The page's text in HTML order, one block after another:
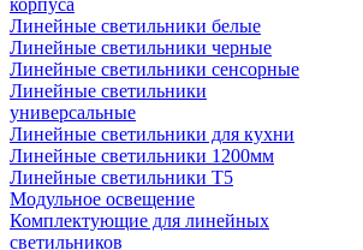
корпуса
Линейные светильники белые
Линейные светильники черные
Линейные светильники сенсорные
Линейные светильники
универсальные
Линейные светильники для кухни
Линейные светильники 1200мм
Линейные светильники Т5
Модульное освещение
Комплектующие для линейных
светильников